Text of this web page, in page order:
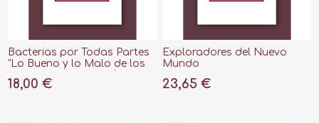
Bacterias por Todas Partes
"Lo Bueno y lo Malo de los
Abundantes del Planeta"
18,00 €
Exploradores del Nuevo
Mundo
23,65 €